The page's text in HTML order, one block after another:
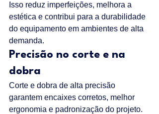
Isso reduz imperfeições, melhora a
estética e contribui para a durabilidade
do equipamento em ambientes de alta
demanda.
Precisão no corte e na
dobra
Corte e dobra de alta precisão
garantem encaixes corretos, melhor
ergonomia e padronização do projeto.